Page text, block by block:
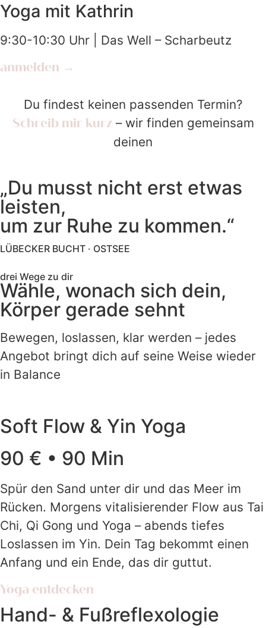
Yoga mit Kathrin
9:30-10:30 Uhr | Das Well – Scharbeutz
anmelden →
Du findest keinen passenden Termin?
Schreib mir kurz – wir finden gemeinsam
deinen
„Du musst nicht erst etwas
leisten,
um zur Ruhe zu kommen.“
LÜBECKER BUCHT · OSTSEE
drei Wege zu dir
Wähle, wonach sich dein,
Körper gerade sehnt
Bewegen, loslassen, klar werden – jedes
Angebot bringt dich auf seine Weise wieder
in Balance
Soft Flow & Yin Yoga
90 € • 90 Min
Spür den Sand unter dir und das Meer im
Rücken. Morgens vitalisierender Flow aus Tai
Chi, Qi Gong und Yoga – abends tiefes
Loslassen im Yin. Dein Tag bekommt einen
Anfang und ein Ende, das dir guttut.
Yoga entdecken
Hand- & Fußreflexologie